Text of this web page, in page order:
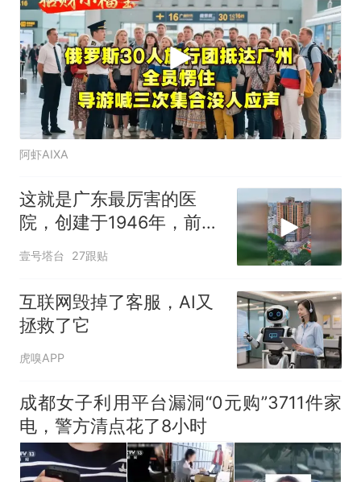
阿虾AIXA
这就是广东最厉害的医
院，创建于1946年，前身
为广州中央医院
壹号塔台 27跟贴
互联网毁掉了客服，AI又
拯救了它
虎嗅APP
成都女子利用平台漏洞“0元购”3711件家
电，警方清点花了8小时